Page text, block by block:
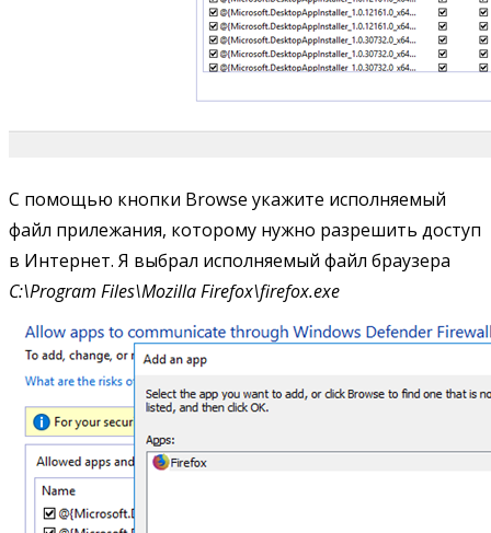
С помощью кнопки Browse укажите исполняемый
файл прилежания, которому нужно разрешить доступ
в Интернет. Я выбрал исполняемый файл браузера
C:\Program Files\Mozilla Firefox\firefox.exe